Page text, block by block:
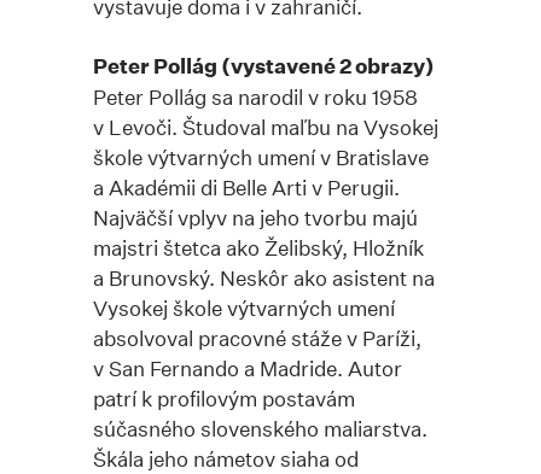
vystavuje doma i v zahraničí.
Peter Pollág (vystavené 2 obrazy)
Peter Pollág sa narodil v roku 1958
v Levoči. Študoval maľbu na Vysokej
škole výtvarných umení v Bratislave
a Akadémii di Belle Arti v Perugii.
Najväčší vplyv na jeho tvorbu majú
majstri štetca ako Želibský, Hložník
a Brunovský. Neskôr ako asistent na
Vysokej škole výtvarných umení
absolvoval pracovné stáže v Paríži,
v San Fernando a Madride. Autor
patrí k profilovým postavám
súčasného slovenského maliarstva.
Škála jeho námetov siaha od